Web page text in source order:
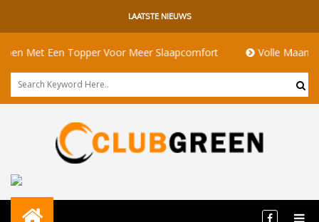
LAATSTE NIEUWS
Een Topper Voor Meer Slaapcomfort Volle Maan